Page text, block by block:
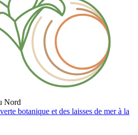
Nord
botanique et des laisses de mer à la